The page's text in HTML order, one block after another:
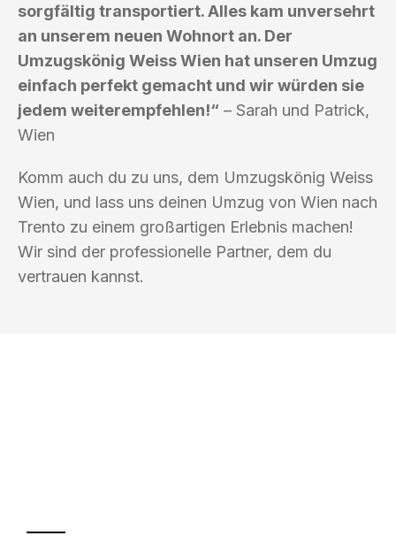
sorgfältig transportiert. Alles kam unversehrt
an unserem neuen Wohnort an. Der
Umzugskönig Weiss Wien hat unseren Umzug
einfach perfekt gemacht und wir würden sie
jedem weiterempfehlen!“ – Sarah und Patrick,
Wien
Komm auch du zu uns, dem Umzugskönig Weiss
Wien, und lass uns deinen Umzug von Wien nach
Trento zu einem großartigen Erlebnis machen!
Wir sind der professionelle Partner, dem du
vertrauen kannst.